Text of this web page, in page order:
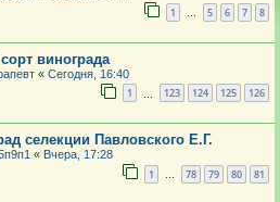
1 … 5 6 7 8
винограда
« Сегодня, 16:40
1 123 124 125 126
селекции Павловского Е.Г.
« Вчера, 17:28
1 … 78 79 80 81